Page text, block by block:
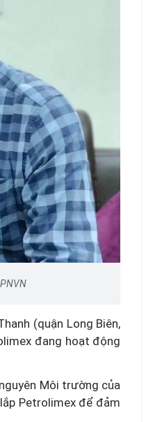
(quận Long Biên,
đang hoạt động
Môi trường của
Petrolimex để đảm